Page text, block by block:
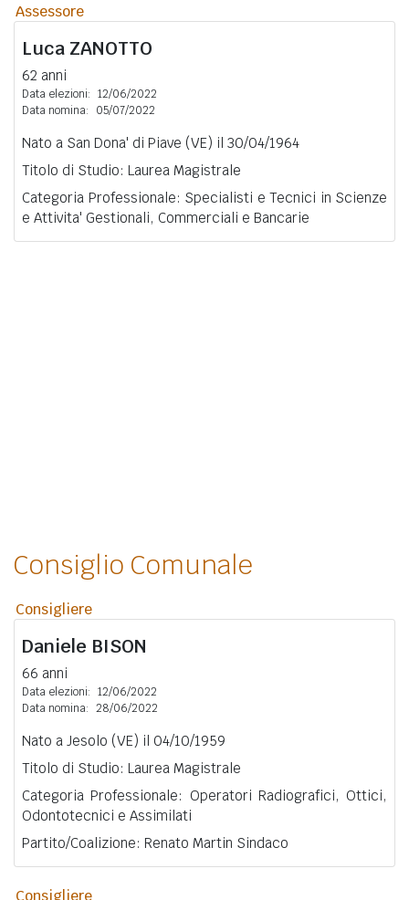
Assessore
Luca ZANOTTO
62 anni
Data elezioni: 12/06/2022
Data nomina:
05/07/2022
Nato a San Dona' di Piave (VE) il 30/04/1964
Titolo di Studio: Laurea Magistrale
Categoria Professionale: Specialisti e Tecnici in Scienze
e Attivita' Gestionali, Commerciali e Bancarie
Consiglio Comunale
Consigliere
Daniele BISON
66 anni
Data elezioni: 12/06/2022
Data nomina: 28/06/2022
Nato a Jesolo (VE) il 04/10/1959
Titolo di Studio: Laurea Magistrale
Categoria Professionale: Operatori Radiografici, Ottici,
Odontotecnici e Assimilati
Partito/Coalizione: Renato Martin Sindaco
Consigliere